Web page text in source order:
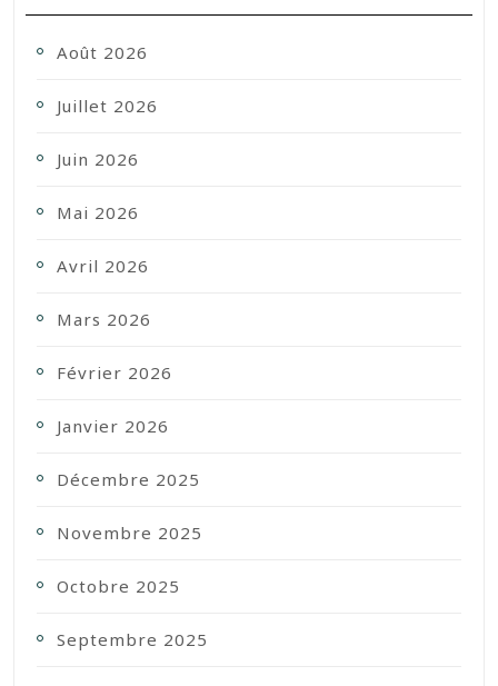
Août 2026
Juillet 2026
Juin 2026
Mai 2026
Avril 2026
Mars 2026
Février 2026
Janvier 2026
Décembre 2025
Novembre 2025
Octobre 2025
Septembre 2025